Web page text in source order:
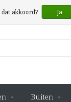
Buiten
akkoord? Ja